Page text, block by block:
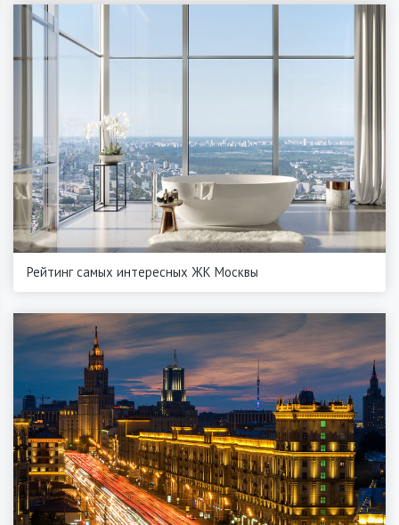
Рейтинг самых интересных ЖК Москвы